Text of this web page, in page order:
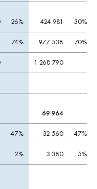
26% 424 981 30%
74% 977 538 70%
1 268 790
69 964
47% 32 560 47%
2% 3 380 5%